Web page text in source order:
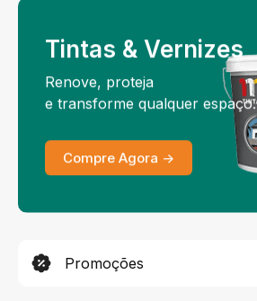
Tintas & Vernizes
Renove, proteja
e transforme qualquer espaço.
Compre Agora ->
Promoções